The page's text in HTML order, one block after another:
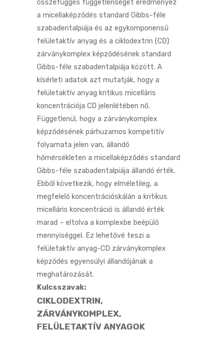
összefüggés függetlenséget eredményez
a micellaképződés standard Gibbs-féle
szabadentalpiája és az egykomponensű
felületaktív anyag és a ciklodextrin (CD)
zárványkomplex képződésének standard
Gibbs-féle szabadentalpiája között. A
kísérleti adatok azt mutatják, hogy a
felületaktív anyag kritikus micelláris
koncentrációja CD jelenlétében nő.
Függetlenül, hogy a zárványkomplex
képződésének párhuzamos kompetitív
folyamata jelen van, állandó
hőmérsékleten a micellaképződés standard
Gibbs-féle szabadentalpiája állandó érték.
Ebből következik, hogy elméletileg, a
megfelelő koncentrációskálán a kritikus
micelláris koncentráció is állandó érték
marad – eltolva a komplexbe beépülő
mennyiséggel. Ez lehetővé teszi a
felületaktív anyag-CD zárványkomplex
képződés egyensúlyi állandójának a
meghatározását.
Kulcsszavak:
CIKLODEXTRIN,
ZÁRVÁNYKOMPLEX,
FELÜLETAKTÍV ANYAGOK